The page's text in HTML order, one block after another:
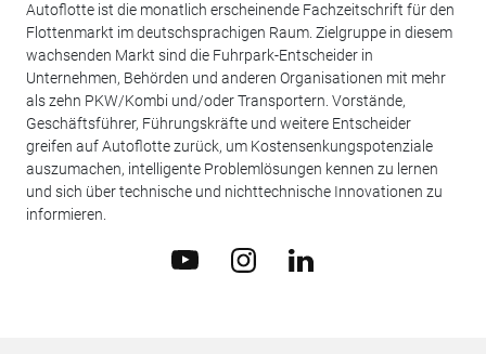
Autoflotte ist die monatlich erscheinende Fachzeitschrift für den
Flottenmarkt im deutschsprachigen Raum. Zielgruppe in diesem
wachsenden Markt sind die Fuhrpark-Entscheider in
Unternehmen, Behörden und anderen Organisationen mit mehr
als zehn PKW/Kombi und/oder Transportern. Vorstände,
Geschäftsführer, Führungskräfte und weitere Entscheider
greifen auf Autoflotte zurück, um Kostensenkungspotenziale
auszumachen, intelligente Problemlösungen kennen zu lernen
und sich über technische und nichttechnische Innovationen zu
informieren.